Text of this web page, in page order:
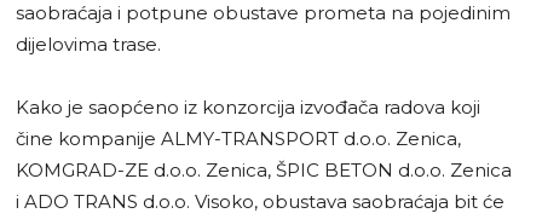
saobraćaja i potpune obustave prometa na pojedinim
dijelovima trase.
Kako je saopćeno iz konzorcija izvođača radova koji
čine kompanije ALMY-TRANSPORT d.o.o. Zenica,
KOMGRAD-ZE d.o.o. Zenica, ŠPIC BETON d.o.o. Zenica
i ADO TRANS d.o.o. Visoko, obustava saobraćaja bit će